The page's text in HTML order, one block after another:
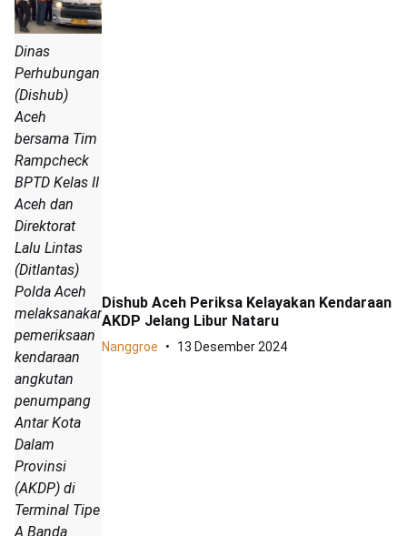
Dinas
Perhubungan
(Dishub)
Aceh
bersama Tim
Rampcheck
BPTD Kelas II
Aceh dan
Direktorat
Lalu Lintas
(Ditlantas)
Polda Aceh
melaksanakan
pemeriksaan
kendaraan
angkutan
penumpang
Antar Kota
Dalam
Provinsi
(AKDP) di
Terminal Tipe
A Banda
Dishub Aceh Periksa Kelayakan Kendaraan
AKDP Jelang Libur Nataru
Nanggroe 13 Desember 2024